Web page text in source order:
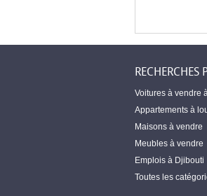
Voitures à vendre
Appartements à
Maisons à vendre
Meubles à vendre
Emplois à Djibouti
Toutes les